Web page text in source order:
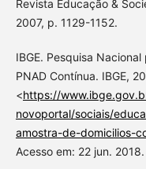
Revista Educação &
2007, p. 1129-1152.
IBGE. Pesquisa
PNAD Contínua. IBGE,
<https://
novoportal/sociais/
amostra-de-domicilios-
Acesso em: 22 jun. 2018.